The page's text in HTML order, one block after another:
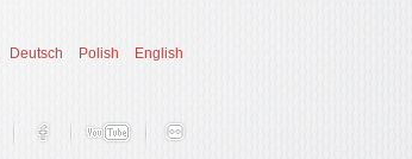
Deutsch Polish English